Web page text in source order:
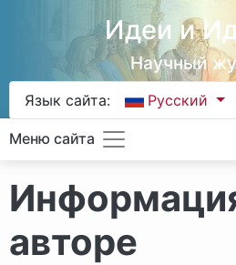
Идеи и
Научный
Язык сайта: Русский
Меню сайта
авторе